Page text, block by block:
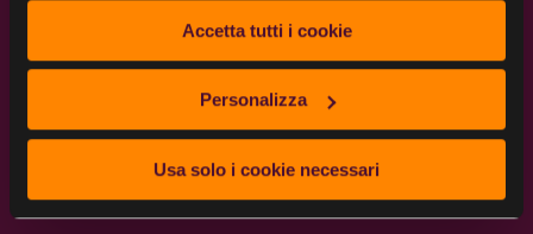
Accetta tutti i cookie
Personalizza
Usa solo i cookie necessari
Beneficio Comune 6: Presenza
positiva per la comunità